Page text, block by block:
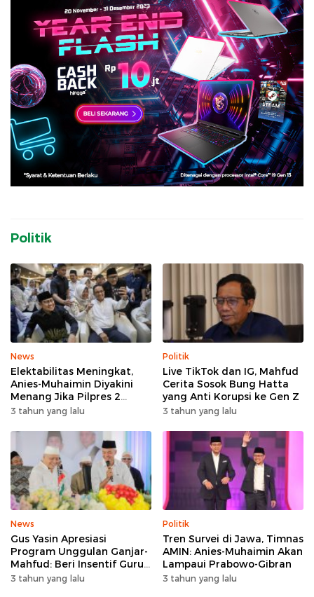
Politik
News
Elektabilitas Meningkat,
Anies-Muhaimin Diyakini
Menang Jika Pilpres 2
Putaran
3 tahun yang lalu
Politik
Live TikTok dan IG, Mahfud
Cerita Sosok Bung Hatta
yang Anti Korupsi ke Gen Z
3 tahun yang lalu
News
Gus Yasin Apresiasi
Program Unggulan Ganjar-
Mahfud: Beri Insentif Guru
Agama
3 tahun yang lalu
Politik
Tren Survei di Jawa, Timnas
AMIN: Anies-Muhaimin Akan
Lampaui Prabowo-Gibran
3 tahun yang lalu